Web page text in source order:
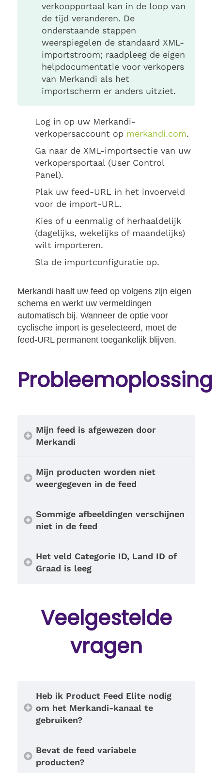
verkoopportaal kan in de loop van
de tijd veranderen. De
onderstaande stappen
weerspiegelen de standaard XML-
importstroom; raadpleeg de eigen
helpdocumentatie voor verkopers
van Merkandi als het
importscherm er anders uitziet.
Log in op uw Merkandi-
verkopersaccount op merkandi.com.
Ga naar de XML-importsectie van uw
verkopersportaal (User Control
Panel).
Plak uw feed-URL in het invoerveld
voor de import-URL.
Kies of u eenmalig of herhaaldelijk
(dagelijks, wekelijks of maandelijks)
wilt importeren.
Sla de importconfiguratie op.
Merkandi haalt uw feed op volgens zijn eigen
schema en werkt uw vermeldingen
automatisch bij. Wanneer de optie voor
cyclische import is geselecteerd, moet de
feed-URL permanent toegankelijk blijven.
Probleemoplossing
Mijn feed is afgewezen door
Merkandi
Mijn producten worden niet
weergegeven in de feed
Sommige afbeeldingen verschijnen
niet in de feed
Het veld Categorie ID, Land ID of
Graad is leeg
Veelgestelde
vragen
Heb ik Product Feed Elite nodig
om het Merkandi-kanaal te
gebruiken?
Bevat de feed variabele
producten?